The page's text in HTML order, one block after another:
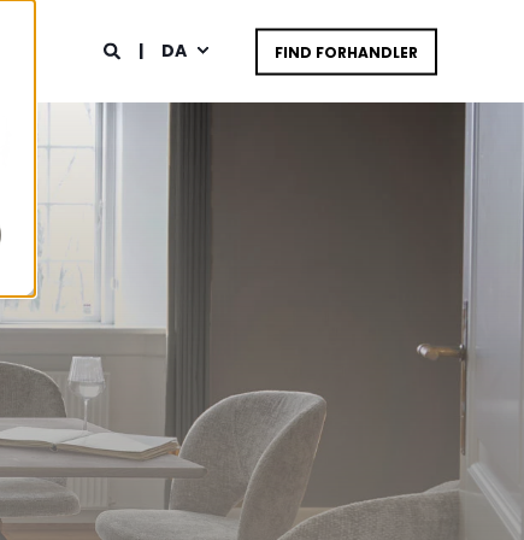
DA FIND FORHANDLER